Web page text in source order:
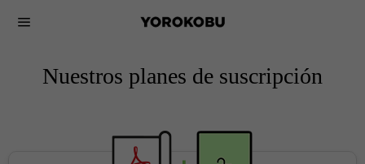
Nuestros planes de suscripción